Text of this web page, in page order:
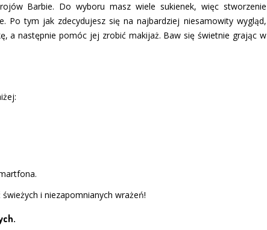
Barbie. Do wyboru masz wiele sukienek, więc stworzenie
Po tym jak zdecydujesz się na najbardziej niesamowity wygląd,
a następnie pomóc jej zrobić makijaż. Baw się świetnie grając w
i niezapomnianych wrażeń!